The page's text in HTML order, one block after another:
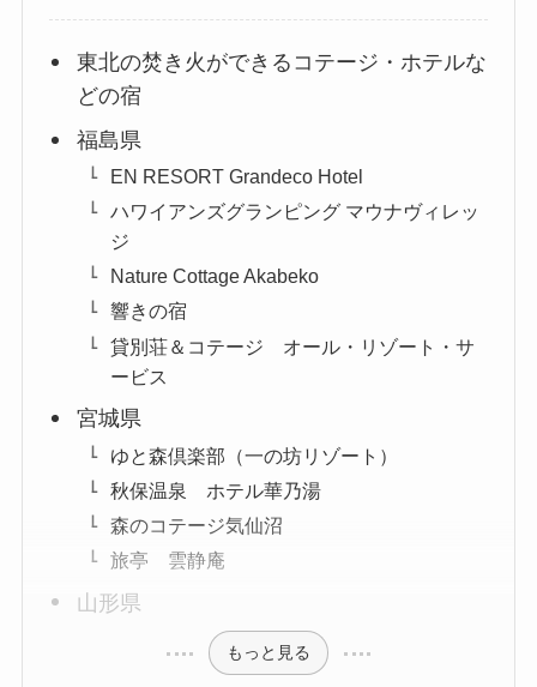
東北の焚き火ができるコテージ・ホテルな
どの宿
福島県
EN RESORT Grandeco Hotel
ハワイアンズグランピング マウナヴィレッ
ジ
Nature Cottage Akabeko
響きの宿
貸別荘＆コテージ オール・リゾート・サ
ービス
宮城県
ゆと森倶楽部（一の坊リゾート）
秋保温泉 ホテル華乃湯
森のコテージ気仙沼
旅亭 雲静庵
山形県
もっと見る